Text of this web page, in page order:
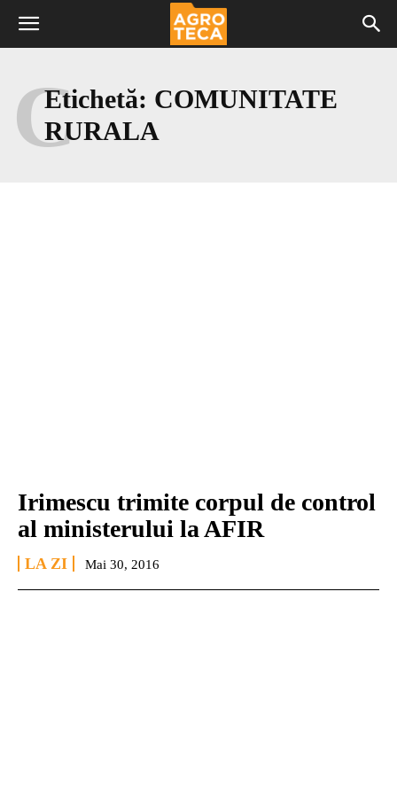
Etichetă: COMUNITATE
RURALA
C
Irimescu trimite corpul de control
al ministerului la AFIR
LA ZI Mai 30, 2016